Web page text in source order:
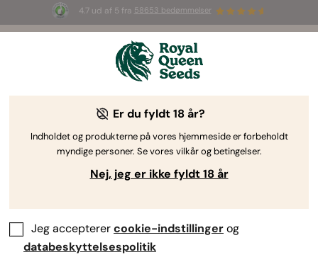
4.7 ud af 5 fra 58653 bedømmelser
ummer Sales
: Op til 50 % rabat
på udvalgte produkter! ⏤
Er du fyldt 18 år?
Indholdet og produkterne på vores hjemmeside er forbeholdt
myndige personer. Se vores vilkår og betingelser.
Nej, jeg er ikke fyldt 18 år
Jeg accepterercookie-indstillingerog
databeskyttelsespolitik